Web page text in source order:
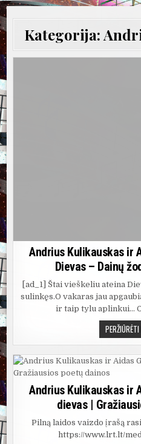
Kategorija:
Andrius Kulikauskas ir
Dievas – Dainų
[ad_1] Štai vieškeliu ateina
sulinkęs.O vakaras jau
ir taip tylu aplinkui…
Andrius Kulikauskas ir
dievas |
Pilną laidos vaizdo įrašą
https://www.lrt.lt/